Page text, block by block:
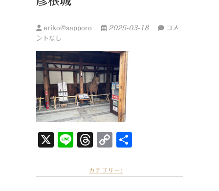
eriko@sapporo 2025-03-18
コメ
ントなし
X
Li
T
e
C
p
カテゴリー: